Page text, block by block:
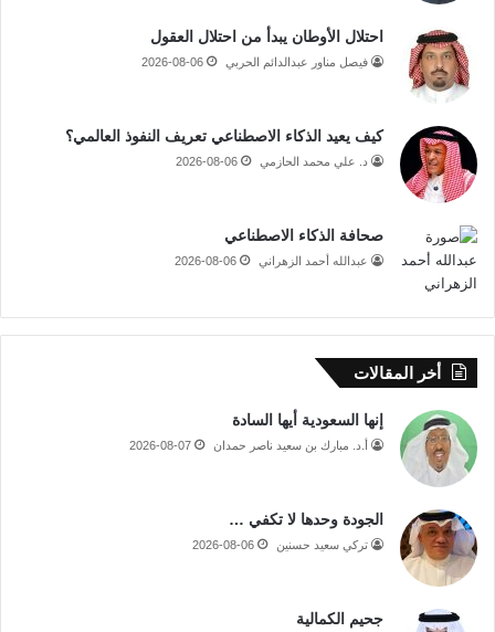
احتلال الأوطان يبدأ من احتلال العقول
فيصل مناور عبدالدائم الحربي 2026-08-06
كيف يعيد الذكاء الاصطناعي تعريف النفوذ العالمي؟
د. علي محمد الحازمي 2026-08-06
صحافة الذكاء الاصطناعي
عبدالله أحمد الزهراني 2026-08-06
أخر المقالات
إنها السعودية أيها السادة
أ.د. مبارك بن سعيد ناصر حمدان 2026-08-07
الجودة وحدها لا تكفي …
تركي سعيد حسنين 2026-08-06
جحيم الكمالية